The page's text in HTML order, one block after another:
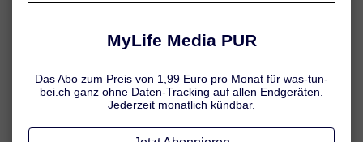
Fiebersenkung (z. B. Paracetamol, Ibuprofen, Acetylsalicylsäure)
Insektenstiche: Mittel zur Kühlung und zur Linderung des
Juckreizes
Entzündung und Juckreiz auf Basis von Hydrocortison